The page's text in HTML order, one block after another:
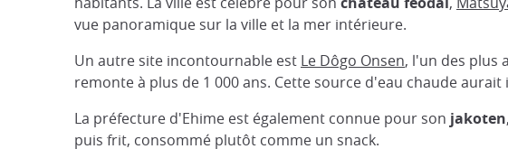
vue panoramique sur la ville et la mer intérieure.
Un autre site incontournable est Le Dôgo Onsen, l'un des plus
remonte à plus de 1 000 ans. Cette source d'eau chaude
La préfecture d'Ehime est également connue pour son jakoten
puis frit, consommé plutôt comme un snack.